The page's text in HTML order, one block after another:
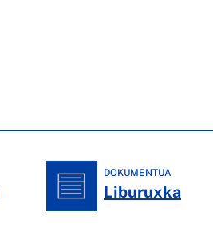
DOKUMENTUA
Liburuxka